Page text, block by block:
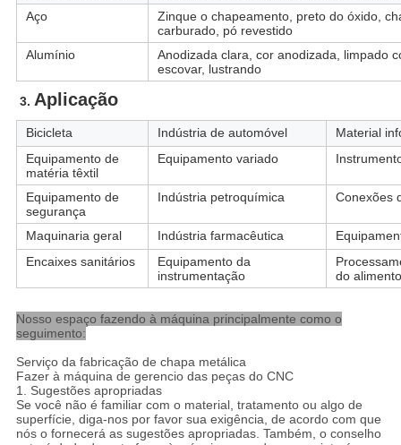
Aço
Zinque o chapeamento, preto do óxido,
carburado, pó revestido
Alumínio
Anodizada clara, cor anodizada, limpado
escovar, lustrando
3. Aplicação
Bicicleta Indústria de automóvel
Material
Equipamento de
matéria têxtil
Equipamento variado
Equipamento de
segurança
Indústria petroquímica Conexões
Maquinaria geral Indústria farmacêutica
Encaixes sanitários
Equipamento da
instrumentação
do alimento
Nosso espaço fazendo à máquina principalmente como o
seguimento:
Serviço da fabricação de chapa metálica
Fazer à máquina de gerencio das peças do CNC
1. Sugestões apropriadas
Se você não é familiar com o material, tratamento ou algo de
superfície, diga-nos por favor sua exigência, de acordo com que
nós o fornecerá as sugestões apropriadas. Também, o conselho